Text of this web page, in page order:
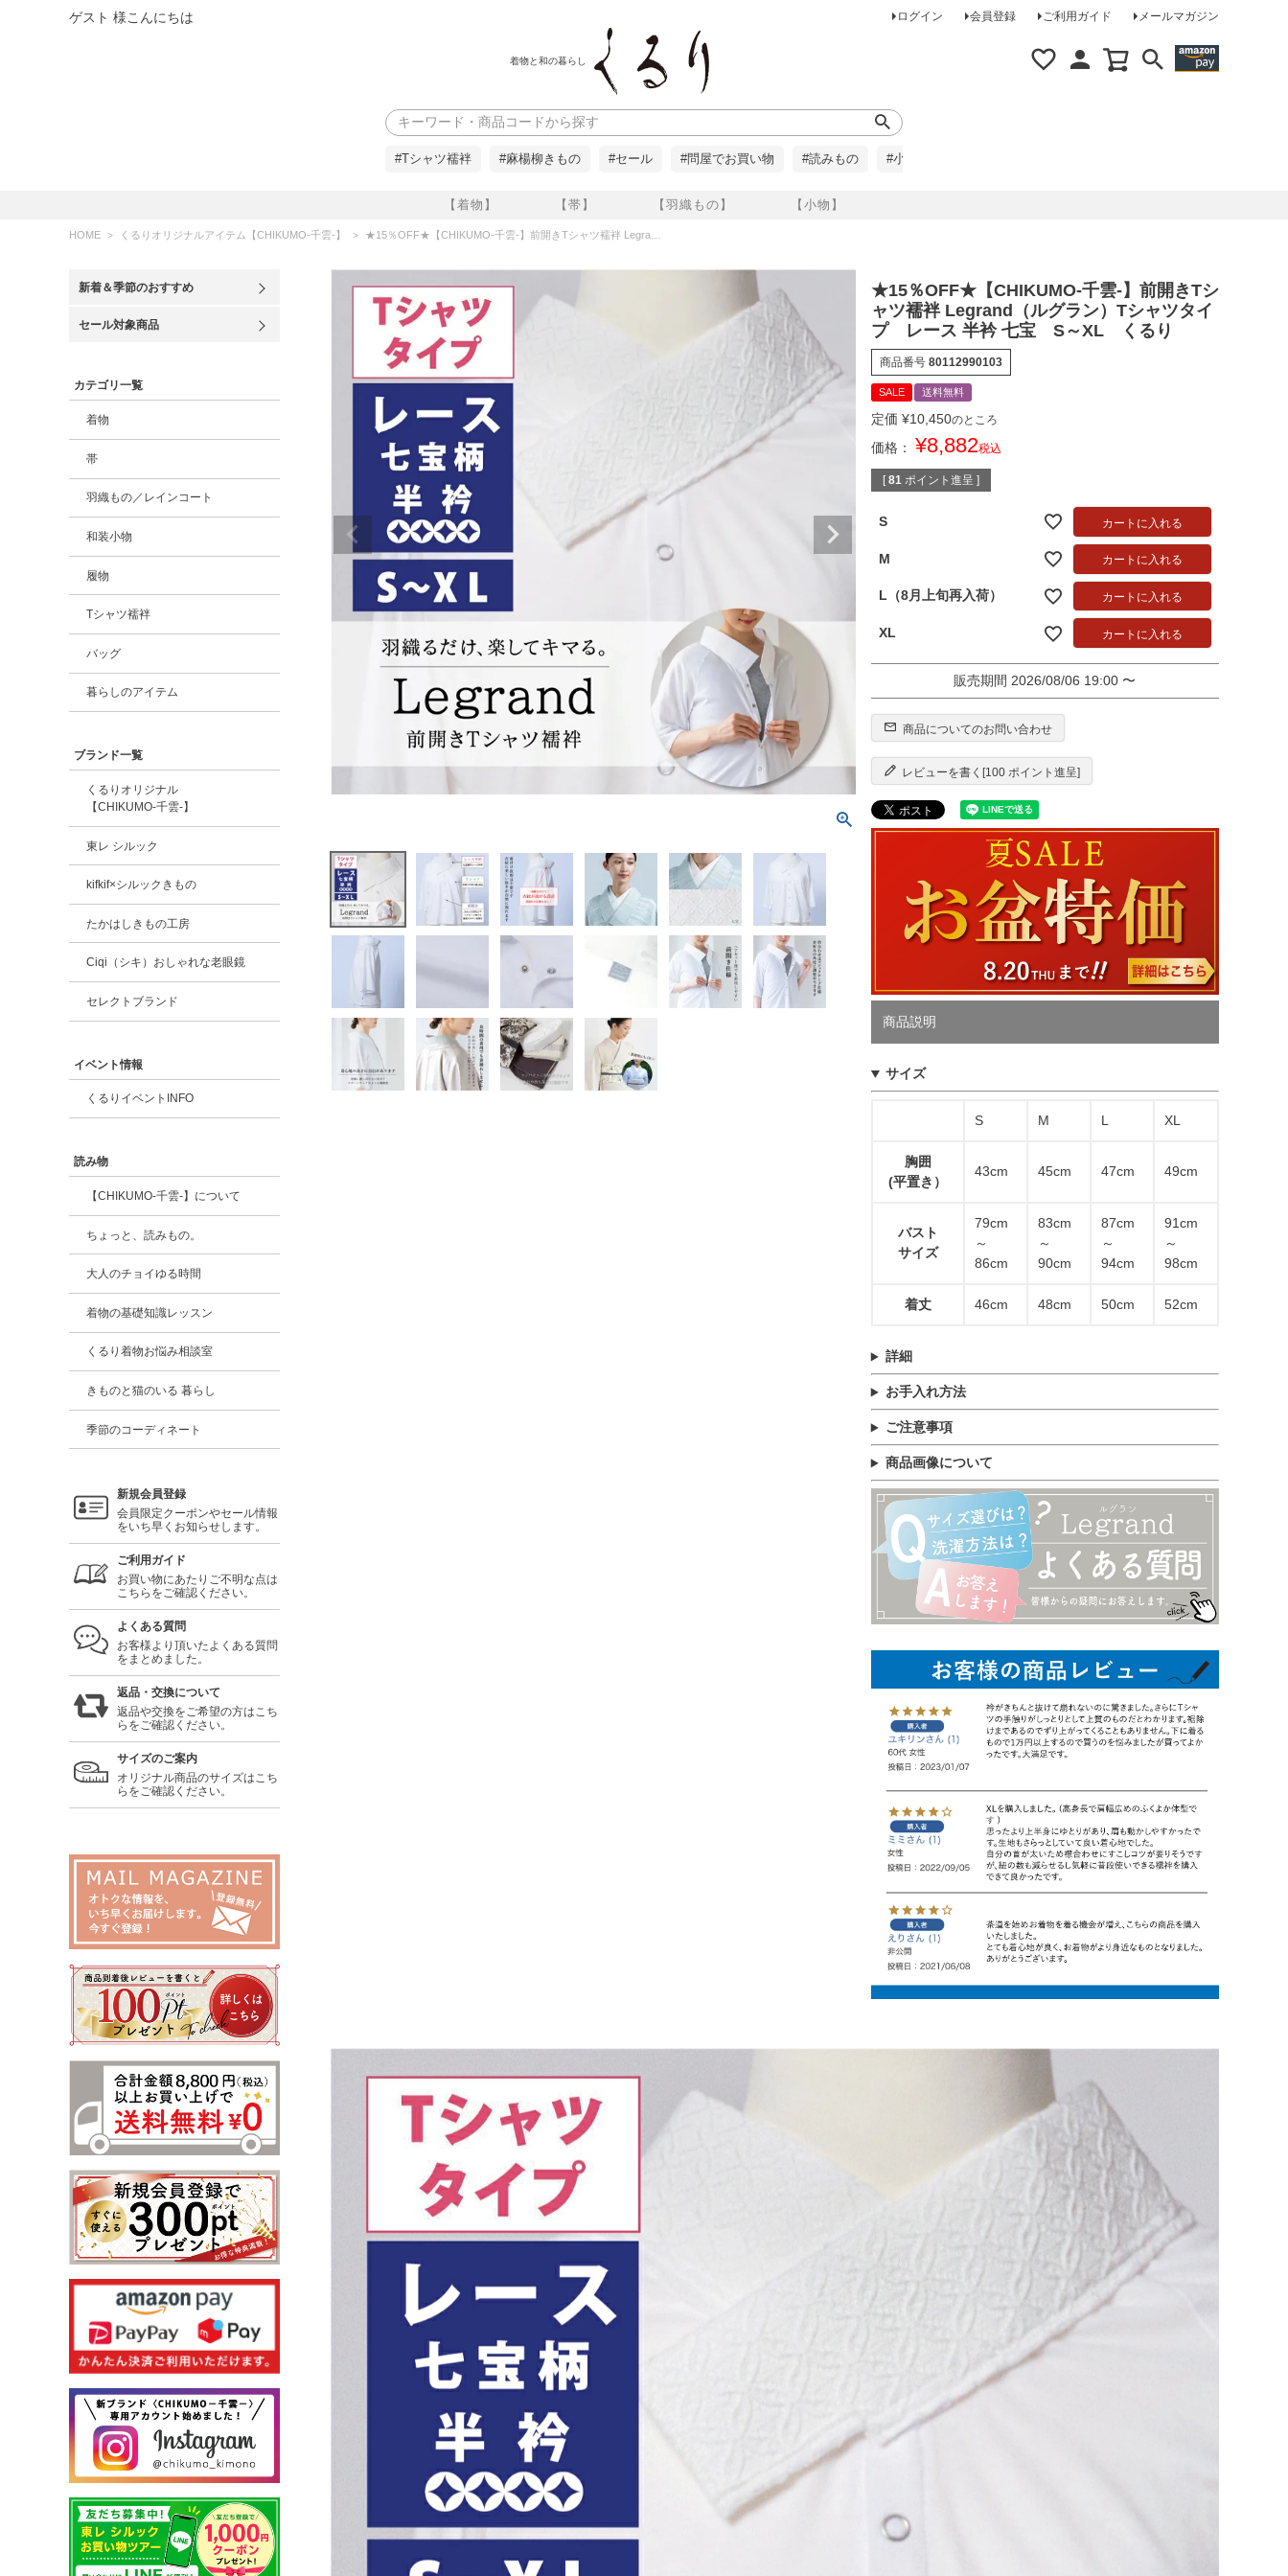
ゲスト 様こんにちは ログイン 会員登録 ご利用ガイド メールマガジン
着物と和の暮らし
【着物】 【帯】 【羽織もの】 【小物】
検索
#Tシャツ襦袢 #麻楊柳きもの #セール #問屋でお買い物 #読みもの #小柄な方に
HOME くるりオリジナルアイテム【CHIKUMO-千雲-】 ★15％OFF★【CHIKUMO-千雲-】前開きTシャツ襦袢 Legrand（ルグラン）Tシャツタイプ レース 半衿 七宝 S～XL くるり
新着＆季節のおすすめ
セール対象商品
カテゴリ一覧
着物
帯
羽織もの／レインコート
和装小物
履物
Tシャツ襦袢
バッグ
暮らしのアイテム
ブランド一覧
くるりオリジナル
【CHIKUMO-千雲-】
東レ シルック
kifkif×シルックきもの
たかはしきもの工房
Ciqi（シキ）おしゃれな老眼鏡
セレクトブランド
イベント情報
くるりイベントINFO
読み物
【CHIKUMO-千雲-】について
ちょっと、読みもの。
大人のチョイゆる時間
着物の基礎知識レッスン
くるり着物お悩み相談室
きものと猫のいる 暮らし
季節のコーディネート
新規会員登録
会員限定クーポンやセール情報
をいち早くお知らせします。
ご利用ガイド
お買い物にあたりご不明な点は
こちらをご確認ください。
よくある質問
お客様より頂いたよくある質問
をまとめました。
返品・交換について
返品や交換をご希望の方はこち
らをご確認ください。
サイズのご案内
オリジナル商品のサイズはこち
らをご確認ください。
★15％OFF★【CHIKUMO-千雲-】前開きTシ
ャツ襦袢 Legrand（ルグラン）Tシャツタイ
プ レース 半衿 七宝 S～XL くるり
商品番号 80112990103
SALE 送料無料
定価 ¥10,450のところ
価格： ¥8,882税込
[ 81 ポイント進呈 ]
S カートに入れる
M カートに入れる
L（8月上旬再入荷） カートに入れる
XL カートに入れる
販売期間 2026/08/06 19:00 〜
商品についてのお問い合わせ
レビューを書く[100 ポイント進呈]
商品説明
サイズ
S M L XL
胸囲
(平置き）
43cm 45cm 47cm 49cm
バスト
サイズ
79cm
～
86cm
83cm
～
90cm
87cm
～
94cm
91cm
～
98cm
着丈 46cm 48cm 50cm 52cm
詳細
お手入れ方法
ご注意事項
商品画像について